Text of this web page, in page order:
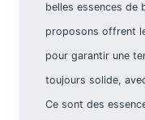
belles essences de
proposons offrent
pour garantir une
toujours solide,
Ce sont des